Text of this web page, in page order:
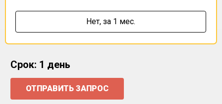
Нет, за 1 мес.
Срок: 1 день
ОТПРАВИТЬ ЗАПРОС